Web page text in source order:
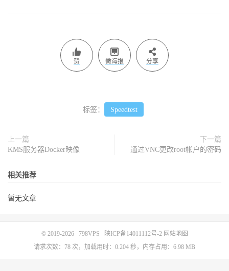
赞 微海报 分享
标签： Speedtest
上一篇
KMS服务器Docker映像
下一篇
通过VNC更改root帐户的密码
相关推荐
暂无文章
© 2019-2026 798VPS 陕ICP备14011112号-2 网站地图
请求次数：78 次，加载用时：0.204 秒，内存占用：6.98 MB